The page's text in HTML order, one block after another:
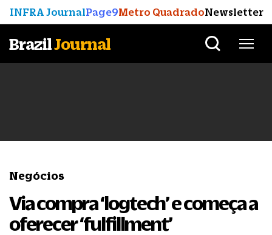
INFRA JournalPage9Metro QuadradoNewsletter
BrazilJournal
Negócios
Via compra ‘logtech’ e começa a
oferecer ‘fulfillment’